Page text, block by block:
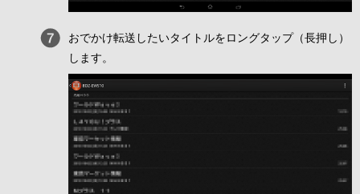
おでかけ転送したいタイトルをロングタップ（長押し）
します。